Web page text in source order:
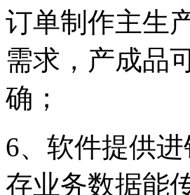
订单制作主生
需求，产成品
确；
6、软件提供
存业务数据能